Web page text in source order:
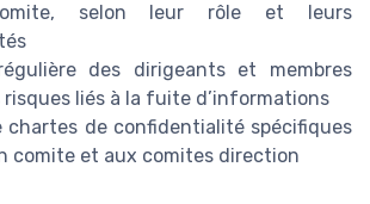
selon leur rôle et leurs
des dirigeants et membres
risques liés à la fuite d’informations
chartes de confidentialité spécifiques
comite et aux comites direction